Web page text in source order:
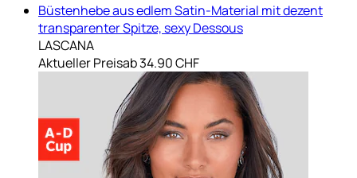
Büstenhebe aus edlem Satin-Material mit dezent
transparenter Spitze, sexy Dessous
LASCANA
Aktueller Preisab34.90 CHF